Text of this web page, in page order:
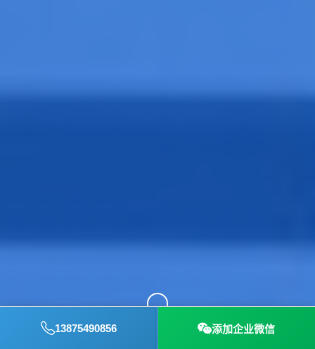
13875490856 添加企业微信